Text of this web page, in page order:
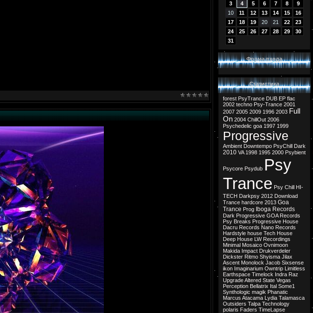
3
4 5 6 7 8
9
10
11 12 13 14 15
16
17
18 19 20 21 22
23
24
25 26 27 28 29
30
31
Форма входа
Статистика
forest PsyTrance DUB EP flac
2002 techno Psy-Trance 2001
2007 2005 2009 1996 2003 Full
On 2004 ChillOut 2006
Psychedelic goa 1997 1999
Progressive
Ambient Downtempo PsyChill Dark
2010 VA 1998 1995 2000 Psybient
Psycore Psydub Psy
Trance Psy Chill HI-
TECH Darkpsy 2012 Download
Trance hardcore 2013 Goa
Trance Prog Iboga Records
Dark Progressive GOA Records
Psy Breaks Progressive House
Dacru Records Nano Records
Hardstyle house Tech House
Deep House LW Recordings
Minimal Mosaico Ovnimoon
Makida Impact Drukverdeler
Dickster Ritmo Shyisma Jilax
Ascent Monolock Jacob Sixsense
ikon Imaginarium Owntrip Limitless
Earthspace Timelock Indra Raz
UpgradeAltered State Vegas
Perception Bellatrix Ital Some1
Synthologic magik Phanatic
Marcus Atacama Lydia Talamasca
Outsiders Talpa Technology
polaris Faders TimeLapse